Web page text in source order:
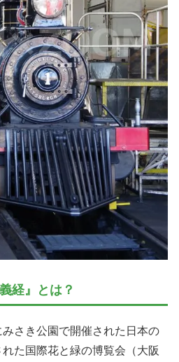
経』とは？
さき公園で開催された日本の
た国際花と緑の博覧会（大阪